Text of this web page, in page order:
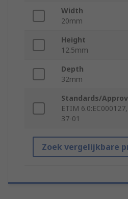
Width
20mm
Height
12.5mm
Depth
32mm
Standards/
ETIM
37-01
Zoek vergelijkbare